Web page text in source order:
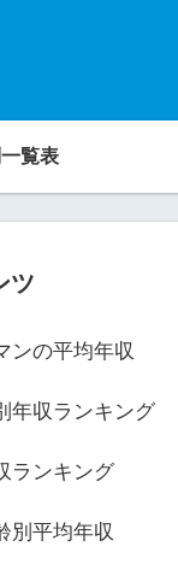
覧表
ツ
ンの平均年収
年収ランキング
ランキング
別平均年収